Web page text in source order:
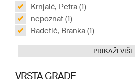
Krnjaić, Petra (1)
nepoznat (1)
Radetić, Branka (1)
PRIKAŽI VIŠE
VRSTA GRAĐE